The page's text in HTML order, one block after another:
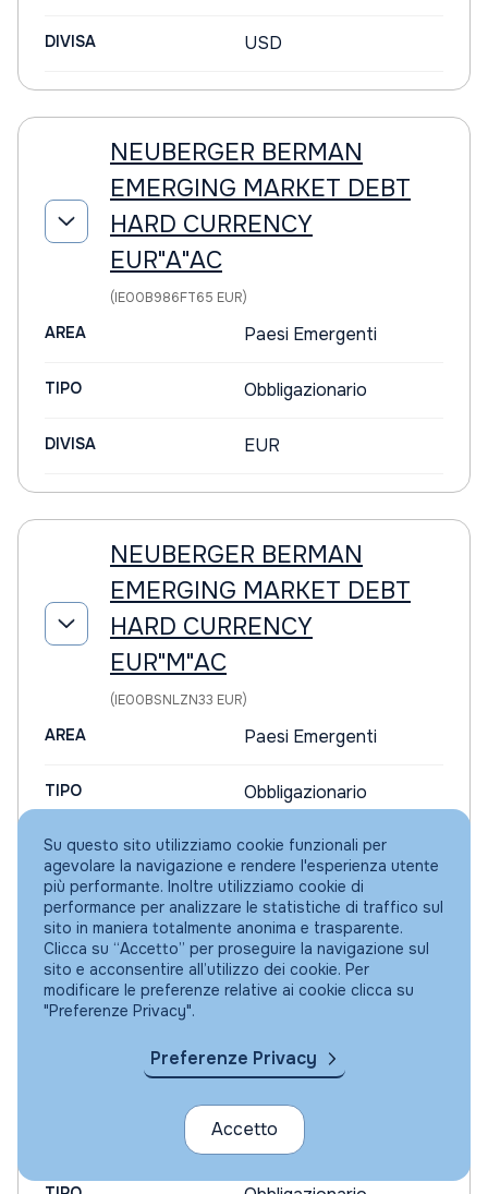
DIVISA USD
NEUBERGER BERMAN
EMERGING MARKET DEBT
HARD CURRENCY
EUR"A"AC
(IE00B986FT65 EUR)
AREA Paesi Emergenti
TIPO Obbligazionario
DIVISA EUR
NEUBERGER BERMAN
EMERGING MARKET DEBT
HARD CURRENCY
EUR"M"AC
(IE00BSNLZN33 EUR)
AREA Paesi Emergenti
TIPO Obbligazionario
DIVISA EUR
NEUBERGER BERMAN
EMERGING MARKET DEBT
HARD CURRENCY
EUR"M"DI
(IE00BSNLZP56 EUR)
Paesi Emergenti
Su questo sito utilizziamo cookie funzionali per
agevolare la navigazione e rendere l'esperienza utente
più performante. Inoltre utilizziamo cookie di
performance per analizzare le statistiche di traffico sul
sito in maniera totalmente anonima e trasparente.
Clicca su “Accetto” per proseguire la navigazione sul
sito e acconsentire all’utilizzo dei cookie. Per
modificare le preferenze relative ai cookie clicca su
"Preferenze Privacy".
Preferenze Privacy
Accetto